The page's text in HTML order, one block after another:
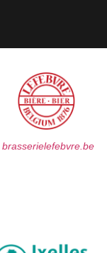
brasserielefebvre.be